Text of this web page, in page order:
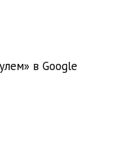
в Google